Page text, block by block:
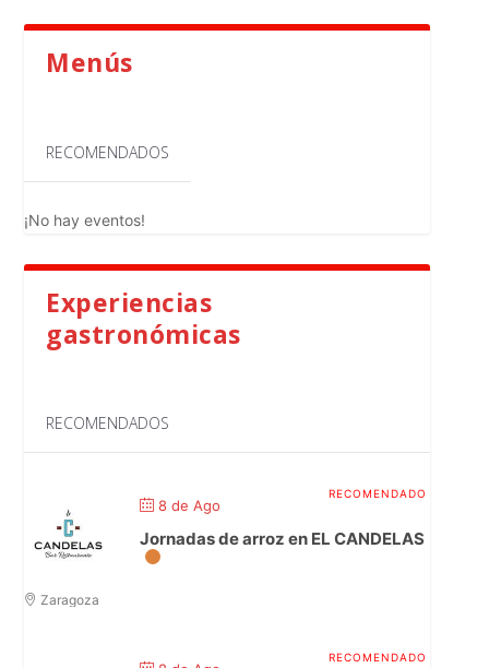
Menús
RECOMENDADOS
¡No hay eventos!
Experiencias
gastronómicas
RECOMENDADOS
8 de Ago
Jornadas de arroz en EL CANDELAS
Zaragoza